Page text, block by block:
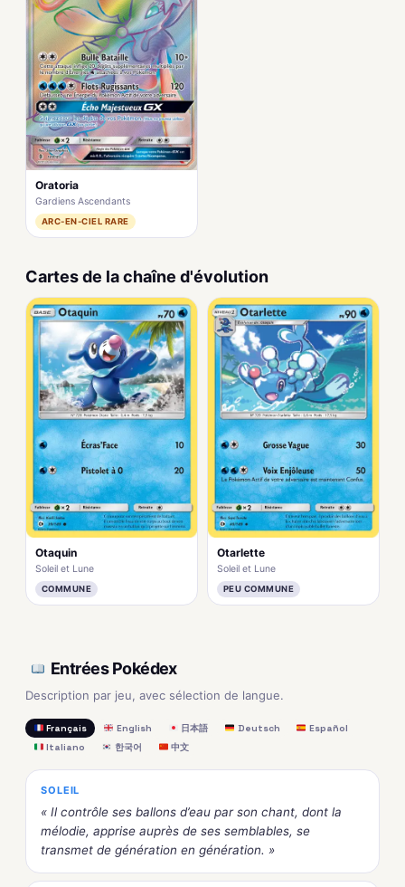
Oratoria
Gardiens Ascendants
ARC-EN-CIEL RARE
Cartes de la chaîne d'évolution
Otaquin
Soleil et Lune
COMMUNE
Otarlette
Soleil et Lune
PEU COMMUNE
Entrées Pokédex
Description par jeu, avec sélection de langue.
Français English 日本語 Deutsch
Español
Italiano
한국어 中文
SOLEIL
« Il contrôle ses ballons d’eau par son chant, dont la
mélodie, apprise auprès de ses semblables, se
transmet de génération en génération. »